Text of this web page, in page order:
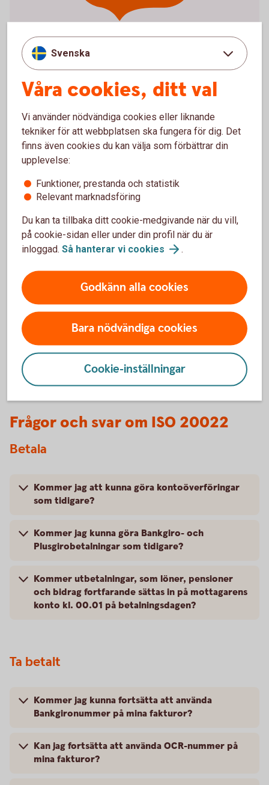
Bankgironummer och Plusgironummer kommer
att finnas kvar
OCR som fakturareferens kvarstår
betalningsmottagarens namn vid
kontoöverföringar, löneutbetalningar och vid
förändringar finns
lite längre ner på
sidan!
Frågor och svar om ISO 20022
Betala
Kommer jag att kunna göra kontoöverföringar
som tidigare?
Kommer jag kunna göra Bankgiro- och
Plusgirobetalningar som tidigare?
Kommer utbetalningar, som löner, pensioner
och bidrag fortfarande sättas in på mottagarens
konto kl. 00.01 på betalningsdagen?
Ta betalt
Kommer jag kunna fortsätta att använda
Bankgironummer på mina fakturor?
Kan jag fortsätta att använda OCR-nummer på
mina fakturor?
Svenska
Våra cookies, ditt val
Vi använder nödvändiga cookies eller liknande
tekniker för att webbplatsen ska fungera för dig. Det
finns även cookies du kan välja som förbättrar din
upplevelse:
Funktioner, prestanda och statistik
Relevant marknadsföring
Du kan ta tillbaka ditt cookie-medgivande när du vill,
på cookie-sidan eller under din profil när du är
inloggad. Så hanterar vi cookies .
Godkänn alla cookies
Bara nödvändiga cookies
Cookie-inställningar